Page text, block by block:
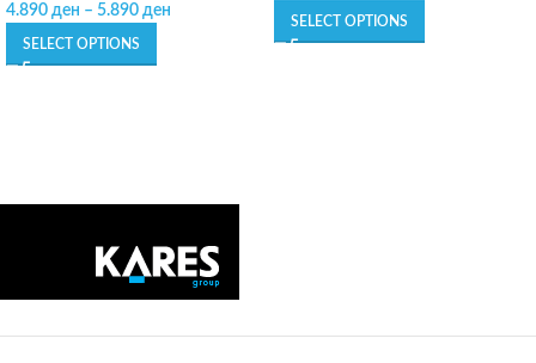
4.890 ден – 5.890 ден
SELECT OPTIONS
SELECT OPTIONS